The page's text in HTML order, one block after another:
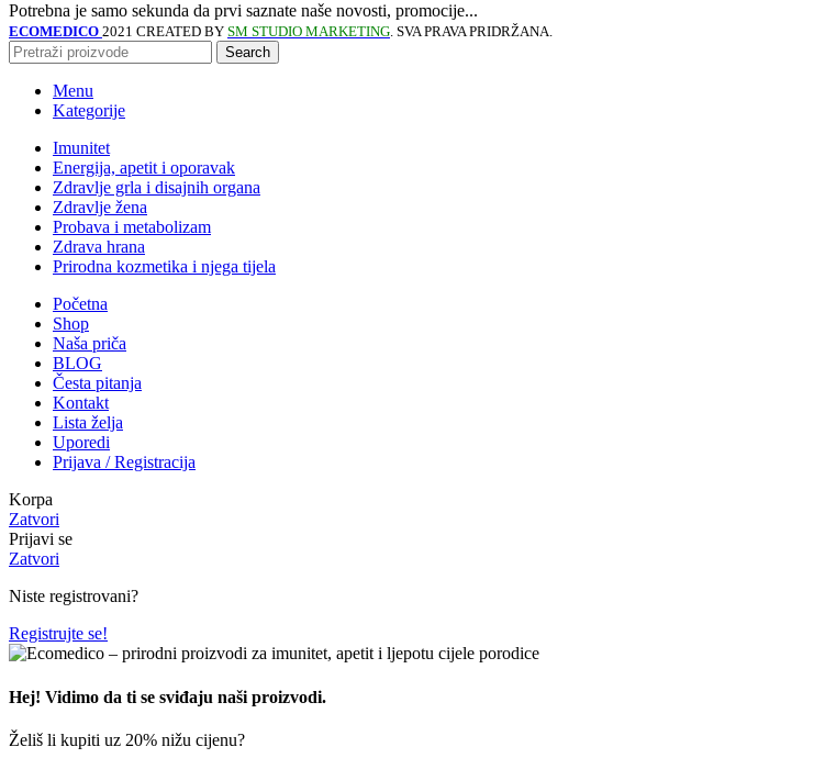
Potrebna je samo sekunda da prvi saznate naše novosti, promocije...
ECOMEDICO 2021 CREATED BY SM STUDIO MARKETING. SVA PRAVA PRIDRŽANA.
Search
Menu
Kategorije
Imunitet
Energija, apetit i oporavak
Zdravlje grla i disajnih organa
Zdravlje žena
Probava i metabolizam
Zdrava hrana
Prirodna kozmetika i njega tijela
Početna
Shop
Naša priča
BLOG
Česta pitanja
Kontakt
Lista želja
Uporedi
Prijava / Registracija
Korpa
Zatvori
Prijavi se
Zatvori
Niste registrovani?
Registrujte se!
Hej! Vidimo da ti se sviđaju naši proizvodi.
Želiš li kupiti uz 20% nižu cijenu?